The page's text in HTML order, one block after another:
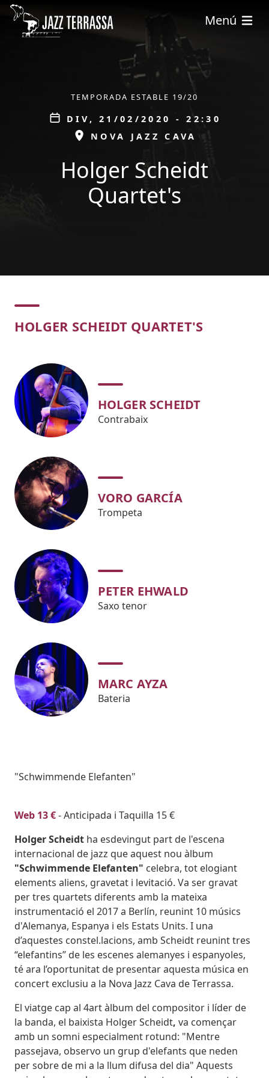
Vés al contingut
Menú
TEMPORADA ESTABLE 19/20
Data
DIV, 21/02/2020 - 22:30
ESPAI
NOVA JAZZ CAVA
Holger Scheidt
Quartet's
Concert
HOLGER SCHEIDT QUARTET'S
HOLGER SCHEIDT
Contrabaix
VORO GARCÍA
Trompeta
PETER EHWALD
Saxo tenor
MARC AYZA
Bateria
Subtitol
"Schwimmende Elefanten"
Web 13 €- Anticipada i Taquilla 15 €
Holger Scheidt ha esdevingut part de l'escena
internacional de jazz que aquest nou àlbum
"Schwimmende Elefanten" celebra, tot elogiant
elements aliens, gravetat i levitació. Va ser gravat
per tres quartets diferents amb la mateixa
instrumentació el 2017 a Berlín, reunint 10 músics
d'Alemanya, Espanya i els Estats Units. I una
d’aquestes constel.lacions, amb Scheidt reunint tres
“elefantins” de les escenes alemanyes i espanyoles,
té ara l’oportunitat de presentar aquesta música en
concert exclusiu a la Nova Jazz Cava de Terrassa.
El viatge cap al 4art àlbum del compositor i líder de
la banda, el baixista Holger Scheidt, va començar
amb un somni especialment rotund: "Mentre
passejava, observo un grup d'elefants que neden
per sobre de mi a la llum difusa del dia" Aquests